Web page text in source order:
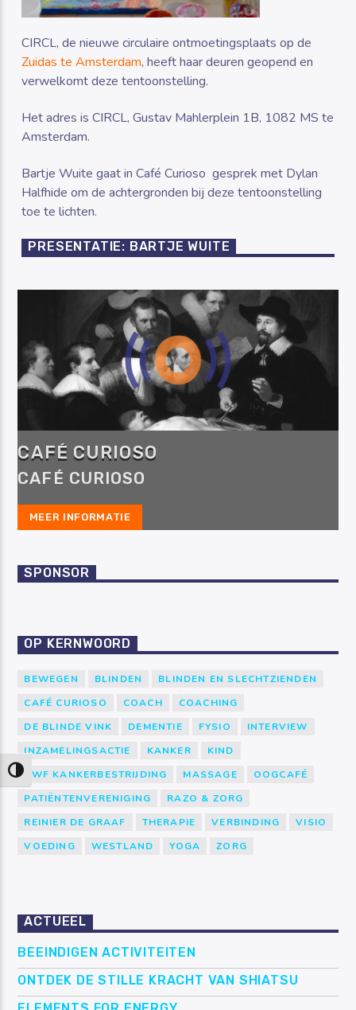
Keuze voor hoog contrast
CIRCL, de nieuwe circulaire ontmoetingsplaats op de
Zuidas te Amsterdam, heeft haar deuren geopend en
verwelkomt deze tentoonstelling.
Het adres is CIRCL, Gustav Mahlerplein 1B, 1082 MS te
Amsterdam.
Bartje Wuite gaat in Café Curioso gesprek met Dylan
Halfhide om de achtergronden bij deze tentoonstelling
toe te lichten.
PRESENTATIE: BARTJE WUITE
CAFÉ CURIOSO
CAFÉ CURIOSO
MEER INFORMATIE
SPONSOR
OP KERNWOORD
BEWEGEN BLINDEN
BLINDEN EN SLECHTZIENDEN
CAFÉ CURIOSO
COACH
COACHING
DE BLINDE VINK
DEMENTIE FYSIO
INTERVIEW
INZAMELINGSACTIE
KANKER
KIND
KWF KANKERBESTRIJDING
MASSAGE
OOGCAFÉ
PATIËNTENVERENIGING
RAZO & ZORG
REINIER DE GRAAF
THERAPIE VERBINDING
VISIO
VOEDING
WESTLAND YOGA ZORG
ACTUEEL
BEEINDIGEN ACTIVITEITEN
ONTDEK DE STILLE KRACHT VAN SHIATSU